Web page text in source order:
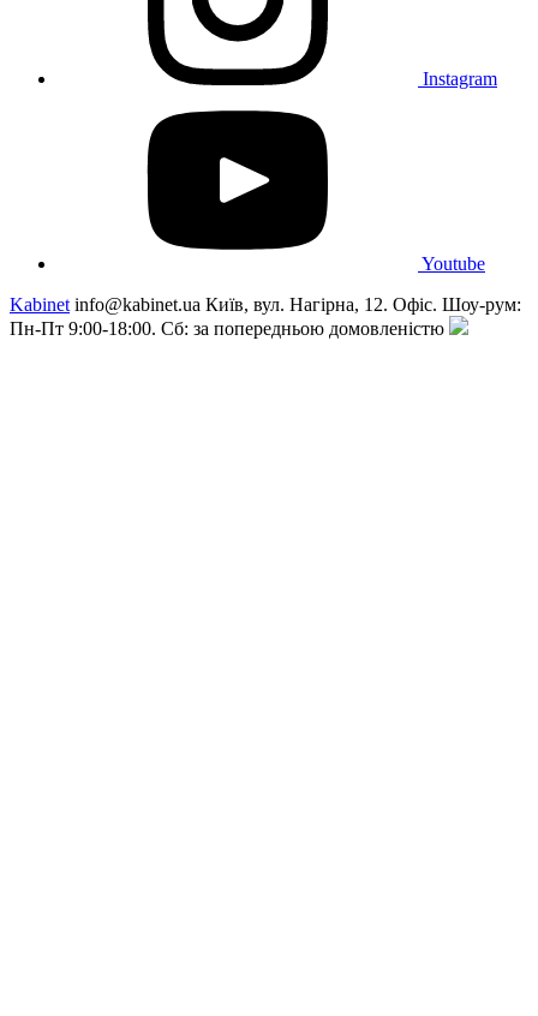
Instagram
Youtube
Kabinet info@kabinet.ua Київ, вул. Нагірна, 12. Офіс. Шоу-рум:
Пн-Пт 9:00-18:00. Сб: за попередньою домовленістю